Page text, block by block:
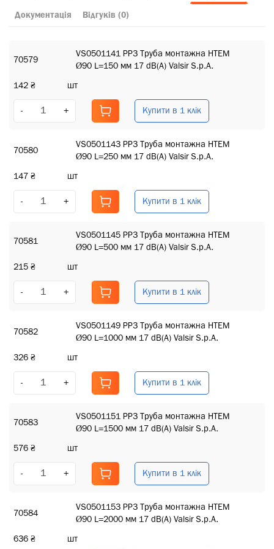
Документація Відгуків (0)
70579
VS0501141 PP3 Труба монтажна HTEM
Ø90 L=150 мм 17 dB(A) Valsir S.p.A.
142 ₴ шт
- + Купити в 1 клік
70580
VS0501143 PP3 Труба монтажна HTEM
Ø90 L=250 мм 17 dB(A) Valsir S.p.A.
147 ₴ шт
- + Купити в 1 клік
70581
VS0501145 PP3 Труба монтажна HTEM
Ø90 L=500 мм 17 dB(A) Valsir S.p.A.
215 ₴ шт
- + Купити в 1 клік
70582
VS0501149 PP3 Труба монтажна HTEM
Ø90 L=1000 мм 17 dB(A) Valsir S.p.A.
326 ₴ шт
- + Купити в 1 клік
70583
VS0501151 PP3 Труба монтажна HTEM
Ø90 L=1500 мм 17 dB(A) Valsir S.p.A.
576 ₴ шт
- + Купити в 1 клік
70584
VS0501153 PP3 Труба монтажна HTEM
Ø90 L=2000 мм 17 dB(A) Valsir S.p.A.
636 ₴ шт